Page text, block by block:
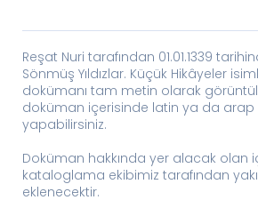
Reşat Nuri tarafından 01.01.1339
Sönmüş Yıldızlar. Küçük Hikâyeler
dokümanı tam metin olarak
doküman içerisinde latin ya da arap
yapabilirsiniz.
Doküman hakkında yer alacak olan
kataloglama ekibimiz tarafından
eklenecektir.